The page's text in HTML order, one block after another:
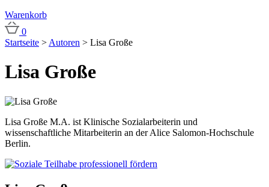
Warenkorb
0
Startseite > Autoren > Lisa Große
Lisa Große
Lisa Große M.A. ist Klinische Sozialarbeiterin und
wissenschaftliche Mitarbeiterin an der Alice Salomon-Hochschule
Berlin.